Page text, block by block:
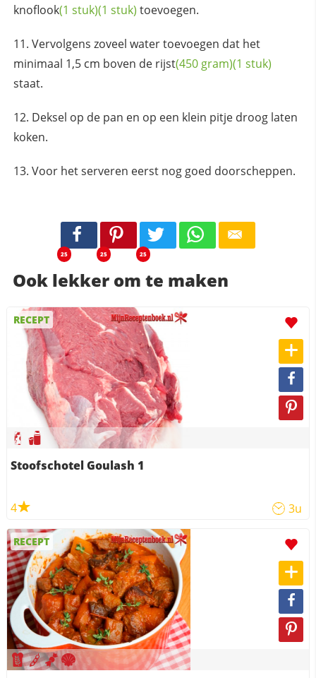
knoflook(1 stuk)(1 stuk) toevoegen.
Vervolgens zoveel water toevoegen dat het
minimaal 1,5 cm boven de rijst(450 gram)(1 stuk)
staat.
Deksel op de pan en op een klein pitje droog laten
koken.
Voor het serveren eerst nog goed doorscheppen.
25 25 25
Ook lekker om te maken
RECEPT
Stoofschotel Goulash 1
4 3u
RECEPT